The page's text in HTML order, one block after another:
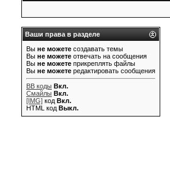
Ваши права в разделе
Вы не можете создавать темы
Вы не можете отвечать на сообщения
Вы не можете прикреплять файлы
Вы не можете редактировать сообщения
BB коды Вкл.
Смайлы Вкл.
[IMG] код Вкл.
HTML код Выкл.